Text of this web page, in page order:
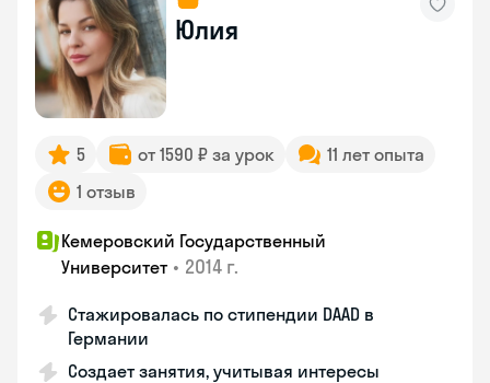
Юлия
5 от 1590 ₽ за урок
11 лет опыта
1 отзыв
Кемеровский Государственный
Университет • 2014 г.
Стажировалась по стипендии DAAD в
Германии
Создает занятия, учитывая интересы